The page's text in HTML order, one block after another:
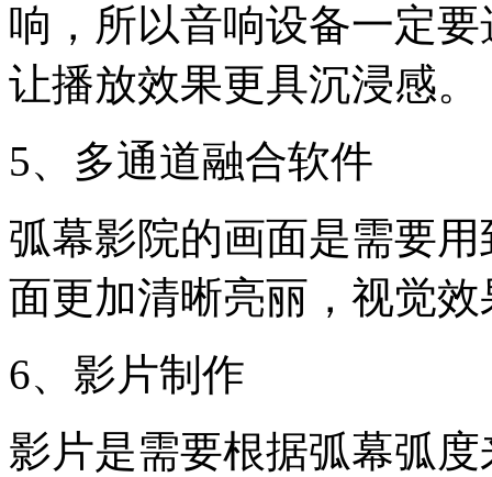
响，所以音响设备一定
让播放效果更具沉浸感。
5、多通道融合软件
弧幕影院的画面是需要
面更加清晰亮丽，视觉
6、影片制作
影片是需要根据弧幕弧